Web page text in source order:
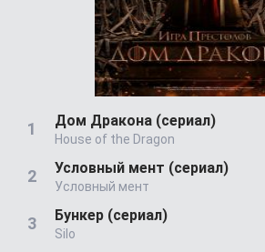
Дом Дракона (сериал)
House of the Dragon
Условный мент (сериал)
Условный мент
Бункер (сериал)
Silo